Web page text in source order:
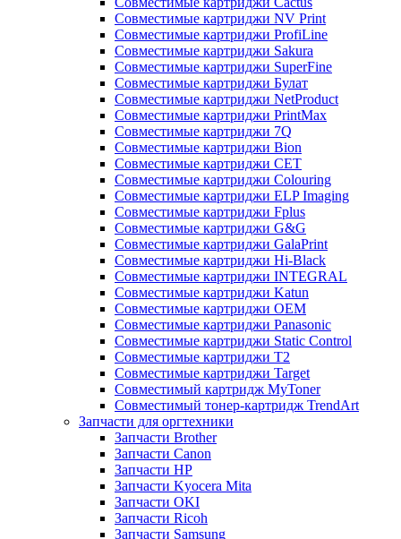
Совместимые картриджи NV Print
Совместимые картриджи ProfiLine
Совместимые картриджи Sakura
Совместимые картриджи SuperFine
Совместимые картриджи Булат
Совместимые картриджи NetProduct
Совместимые картриджи PrintMax
Совместимые картриджи 7Q
Совместимые картриджи Bion
Совместимые картриджи CET
Совместимые картриджи Colouring
Совместимые картриджи ELP Imaging
Совместимые картриджи Fplus
Совместимые картриджи G&G
Совместимые картриджи GalaPrint
Совместимые картриджи Hi-Black
Совместимые картриджи INTEGRAL
Совместимые картриджи Katun
Совместимые картриджи OEM
Совместимые картриджи Panasonic
Совместимые картриджи Static Control
Совместимые картриджи T2
Совместимые картриджи Target
Совместимый картридж MyToner
Совместимый тонер-картридж TrendArt
Запчасти для оргтехники
Запчасти Brother
Запчасти Canon
Запчасти HP
Запчасти Kyocera Mita
Запчасти OKI
Запчасти Ricoh
Запчасти Samsung